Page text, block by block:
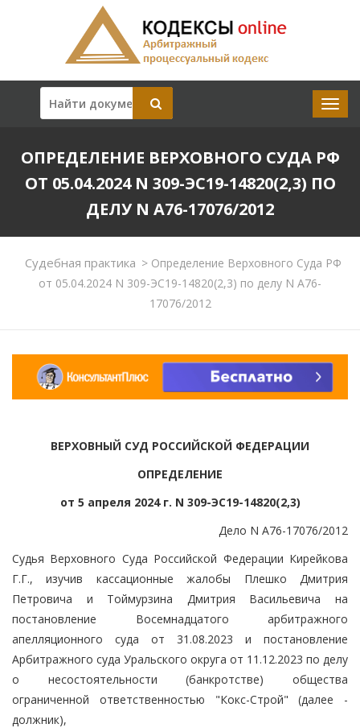
ОПРЕДЕЛЕНИЕ ВЕРХОВНОГО СУДА РФ
ОТ 05.04.2024 N 309-ЭС19-14820(2,3) ПО
ДЕЛУ N А76-17076/2012
Судебная практика >Определение Верховного Суда РФ
от 05.04.2024 N 309-ЭС19-14820(2,3) по делу N А76-
17076/2012
ВЕРХОВНЫЙ СУД РОССИЙСКОЙ ФЕДЕРАЦИИ
ОПРЕДЕЛЕНИЕ
от 5 апреля 2024 г. N 309-ЭС19-14820(2,3)
Дело N А76-17076/2012
Судья Верховного Суда Российской Федерации Кирейкова
Г.Г., изучив кассационные жалобы Плешко Дмитрия
Петровича и Тоймурзина Дмитрия Васильевича на
постановление Восемнадцатого арбитражного
апелляционного суда от 31.08.2023 и постановление
Арбитражного суда Уральского округа от 11.12.2023 по делу
о несостоятельности (банкротстве) общества
ограниченной ответственностью "Кокс-Строй" (далее -
должник),